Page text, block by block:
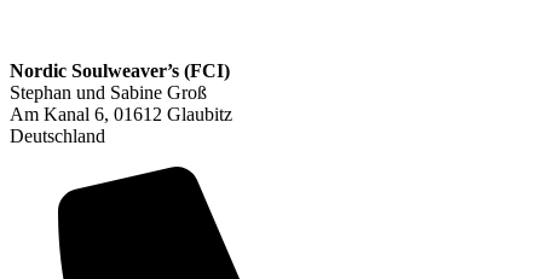
Nordic Soulweaver’s (FCI)
Stephan und Sabine Groß
Am Kanal 6, 01612 Glaubitz
Deutschland